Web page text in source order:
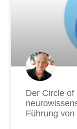
Der Circle of
Führung